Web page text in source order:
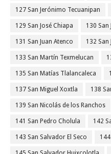
127 San Jerónimo Tecuanipan
129 San José Chiapa 130 San
131 San Juan Atenco 132 San
133 San Martín Texmelucan
135 San Matías Tlalancaleca
137 San Miguel Xoxtla 138
139 San Nicolás de los Ranchos
141 San Pedro Cholula 142
143 San Salvador El Seco